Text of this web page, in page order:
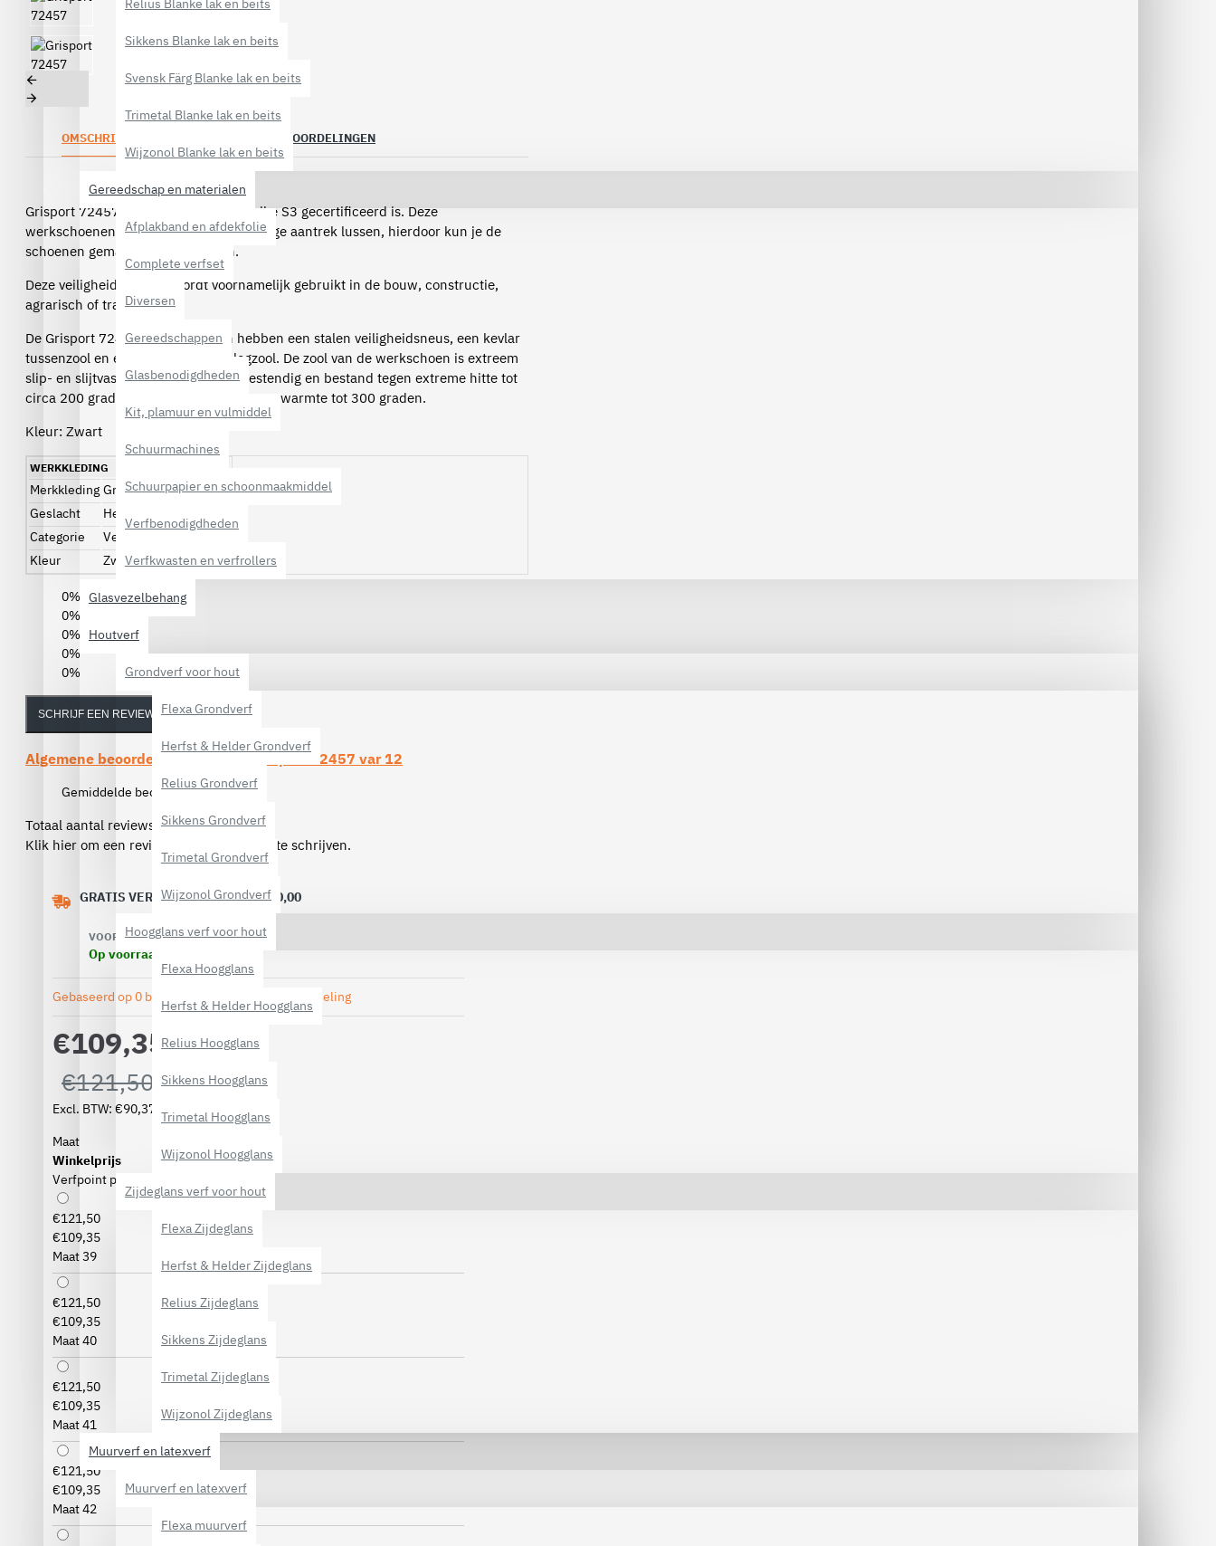
Relius Blanke lak en beits
Sikkens Blanke lak en beits
Svensk Färg Blanke lak en beits
Trimetal Blanke lak en beits
Wijzonol Blanke lak en beits
Gereedschap en materialen
Afplakband en afdekfolie
Complete verfset
Diversen
Gereedschappen
Glasbenodigdheden
Kit, plamuur en vulmiddel
Schuurmachines
Schuurpapier en schoonmaakmiddel
Verfbenodigdheden
Verfkwasten en verfrollers
Glasvezelbehang
Houtverf
Grondverf voor hout
Flexa Grondverf
Herfst & Helder Grondverf
Relius Grondverf
Sikkens Grondverf
Trimetal Grondverf
Wijzonol Grondverf
Hoogglans verf voor hout
Flexa Hoogglans
Herfst & Helder Hoogglans
Relius Hoogglans
Sikkens Hoogglans
Trimetal Hoogglans
Wijzonol Hoogglans
Zijdeglans verf voor hout
Flexa Zijdeglans
Herfst & Helder Zijdeglans
Relius Zijdeglans
Sikkens Zijdeglans
Trimetal Zijdeglans
Wijzonol Zijdeglans
Muurverf en latexverf
Muurverf en latexverf
Flexa muurverf
OMSCHRIJVING BEOORDELINGEN
Grisport 72457 is een werkschoen welke S3 gecertificeerd is. Deze
werkschoenen zijn voorzien van 2 handige aantrek lussen, hierdoor kun je de
schoenen gemakkelijk aantrekken.
Deze veiligheidsschoen wordt voornamelijk gebruikt in de bouw, constructie,
agrarisch of transport.
De Grisport 72457 werkschoenen hebben een stalen veiligheidsneus, een kevlar
tussenzool en een uitneembare inlegzool. De zool van de werkschoen is extreem
slip- en slijtvast, olie-. zuur- en snijbestendig en bestand tegen extreme hitte tot
circa 200 graden en kortstondige contactwarmte tot 300 graden.
Kleur: Zwart
WERKKLEDING
Merkkleding Grisport
Geslacht
Heren, Dames, Unisex
Categorie
Veiligheidsschoenen
Kleur
Zwart
0%
0%
0%
0%
0%
SCHRIJF EEN REVIEW
Algemene beoordelingen van deGrisport 72457 var 12
Gemiddelde beoordeling:(0)
Totaal aantal reviews (0)
Klik hier om een review over dit product te schrijven.
GRATIS VERZENDING VANAF € 40,00
VOORRAAD:
Op voorraad
Gebaseerd op 0 beoordeling(en). Geef beoordeling
€109,35
€121,50
Excl. BTW: €90,37
Maat
Winkelprijs
Verfpoint prijs
€121,50
€109,35
Maat 39
€121,50
€109,35
Maat 40
€121,50
€109,35
Maat 41
€121,50
€109,35
Maat 42